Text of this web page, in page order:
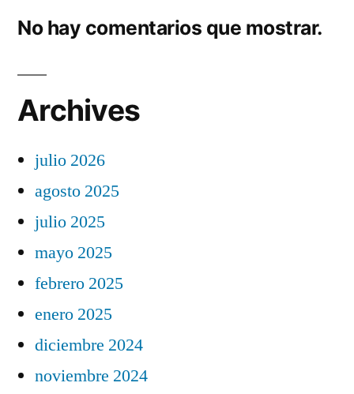
No hay comentarios que mostrar.
Archives
julio 2026
agosto 2025
julio 2025
mayo 2025
febrero 2025
enero 2025
diciembre 2024
noviembre 2024